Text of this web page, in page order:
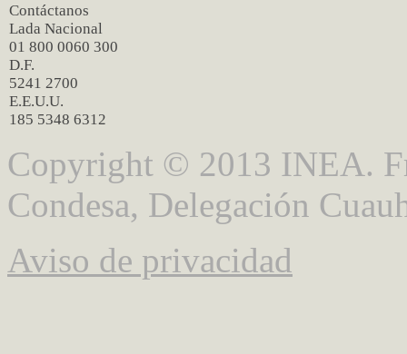
Contáctanos
Lada Nacional
01 800 0060 300
D.F.
5241 2700
E.E.U.U.
185 5348 6312
Copyright © 2013 INEA.
Condesa, Delegación
Aviso de privacidad